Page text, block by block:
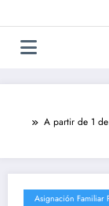
A partir de 1
Asignación Familiar